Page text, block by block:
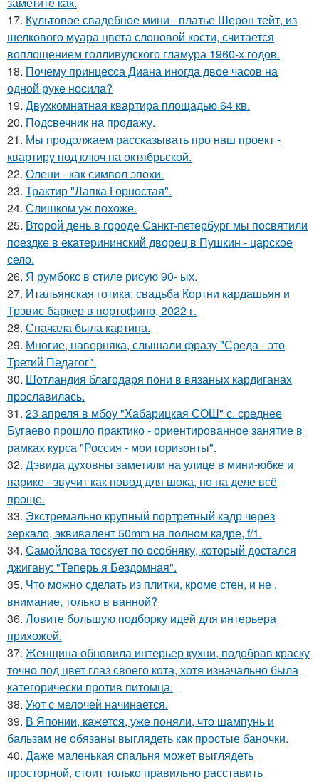
17. Культовое свадебное мини - платье Шерон тейт, из
шелкового муара цвета слоновой кости, считается
воплощением голливудского гламура 1960-х годов.
18. Почему принцесса Диана иногда двое часов на
одной руке носила?
19. Двухкомнатная квартира площадью 64 кв.
20. Подсвечник на продажу.
21. Мы продолжаем рассказывать про наш проект -
квартиру под ключ на октябрьской.
22. Олени - как символ эпохи.
23. Трактир "Лапка Горностая".
24. Слишком уж похоже.
25. Второй день в городе Санкт-петербург мы посвятили
поездке в екатерининский дворец в Пушкин - царское
село.
26. Я румбокс в стиле рисую 90- ых.
27. Итальянская готика: свадьба Кортни кардашьян и
Трэвис баркер в портофино, 2022 г.
28. Сначала была картина.
29. Многие, наверняка, слышали фразу "Среда - это
Третий Педагог".
30. Шотландия благодаря пони в вязаных кардиганах
прославилась.
31. 23 апреля в мбоу "Хабарицкая СОШ" с. среднее
Бугаево прошло практико - ориентированное занятие в
рамках курса "Россия - мои горизонты".
32. Дэвида духовны заметили на улице в мини-юбке и
парике - звучит как повод для шока, но на деле всё
проще.
33. Экстремально крупный портретный кадр через
зеркало, эквивалент 50mm на полном кадре, f/1.
34. Самойлова тоскует по особняку, который достался
джигану: "Теперь я Бездомная".
35. Что можно сделать из плитки, кроме стен, и не ,
внимание, только в ванной?
36. Ловите большую подборку идей для интерьера
прихожей.
37. Женщина обновила интерьер кухни, подобрав краску
точно под цвет глаз своего кота, хотя изначально была
категорически против питомца.
38. Уют с мелочей начинается.
39. В Японии, кажется, уже поняли, что шампунь и
бальзам не обязаны выглядеть как простые баночки.
40. Даже маленькая спальня может выглядеть
просторной, стоит только правильно расставить